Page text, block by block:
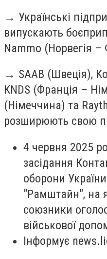
→ Українські
випускають
Nammo (Норвегія –
→ SAAB (Швеція),
KNDS (Франція –
(Німеччина) та
розширюють свою
4 червня 2025
засідання
оборони
"Рамштайн", на
союзники
військової
Інформує